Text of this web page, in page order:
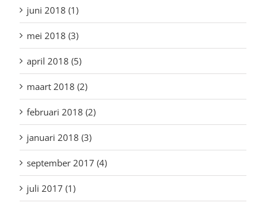
juni 2018 (1)
mei 2018 (3)
april 2018 (5)
maart 2018 (2)
februari 2018 (2)
januari 2018 (3)
september 2017 (4)
juli 2017 (1)